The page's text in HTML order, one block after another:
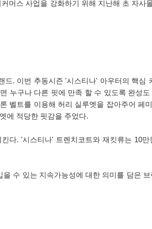
머스 사업을 강화하기 위해 지난해 초 자사
. 이번 추동시즌 '시스티나' 아우터의 핵심
누구나 다른 핏에 만족 할 수 있도록 완성
벨트를 이용해 허리 실루엣을 잡아주어 페
에 적당한 핏감을 주었다.
다. '시스티나' 트렌치코트와 재킷류는 10만
수 있는 지속가능성에 대한 의미를 담은